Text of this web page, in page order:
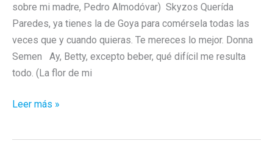
sobre mi madre, Pedro Almodóvar) Skyzos Querída
Paredes, ya tienes la de Goya para comérsela todas las
veces que y cuando quieras. Te mereces lo mejor. Donna
Semen Ay, Betty, excepto beber, qué difícil me resulta
todo. (La flor de mi
Los
Leer más »